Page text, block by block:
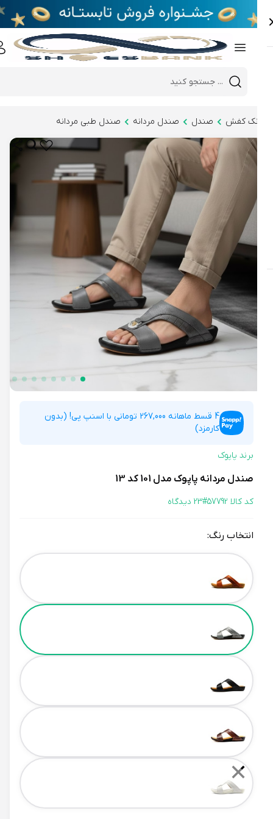
Mobile header search
e
کفش صندل صندل مردانه صندل طبی مردانه
4 قسط ماهانه 267,000 تومانی با اسنپ پی! (بدون
کارمزد)
برند پاپوک
صندل مردانه پاپوک مدل 101 کد 13
کد کالا 57792# 23 دیدگاه
انتخاب رنگ:
Color
✕